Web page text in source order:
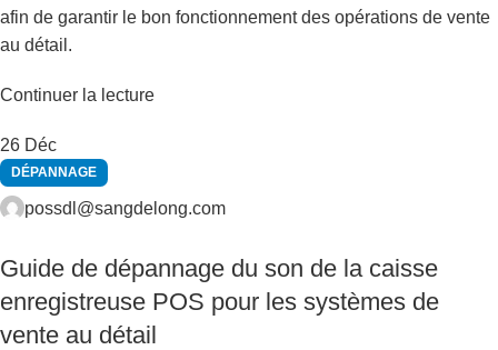
afin de garantir le bon fonctionnement des opérations de vente
au détail.
Continuer la lecture
26 Déc
DÉPANNAGE
possdl@sangdelong.com
Guide de dépannage du son de la caisse
enregistreuse POS pour les systèmes de
vente au détail